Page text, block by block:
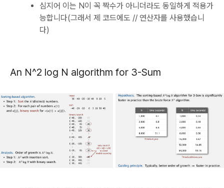
심지어 이는 N이 꼭 짝수가 아니더라도 동일하게 적용가
능합니다(그래서 제 코드에도 // 연산자를 사용했습니
다)
An N^2 log N algorithm for 3-Sum